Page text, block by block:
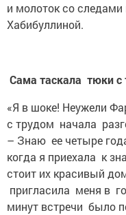
и молоток со
Хабибуллиной.
Сама таскала тюки с
«Я в шоке! Неужели
с трудом начала
– Знаю ее четыре
когда я приехала к
стоит их красивый
пригласила меня в
минут встречи было